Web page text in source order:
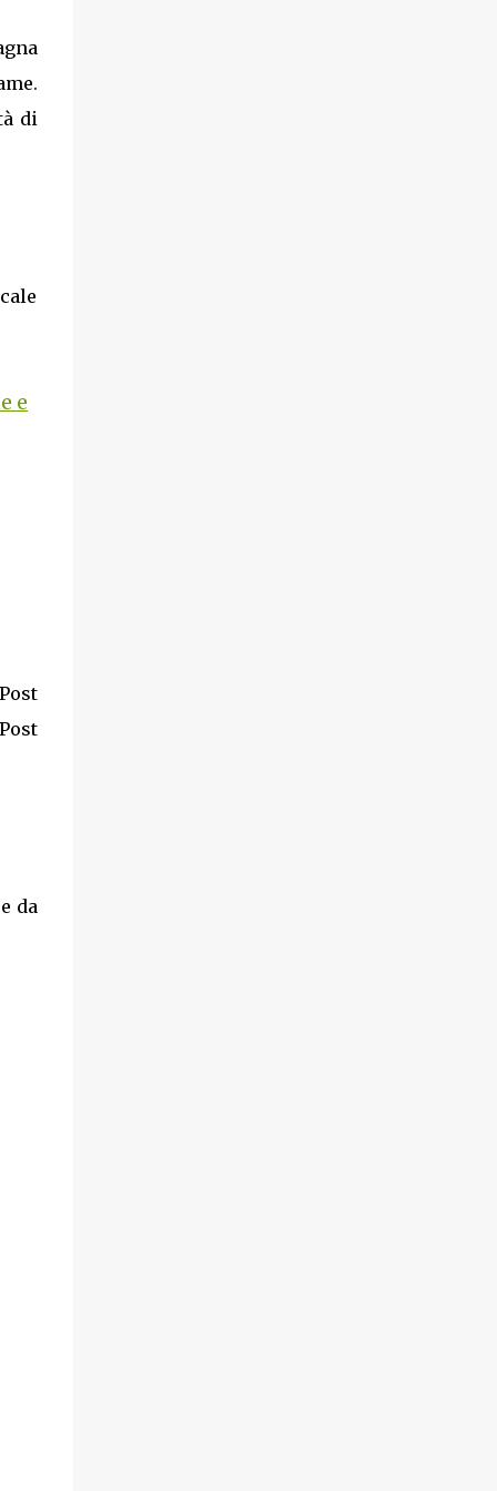
di
e
da